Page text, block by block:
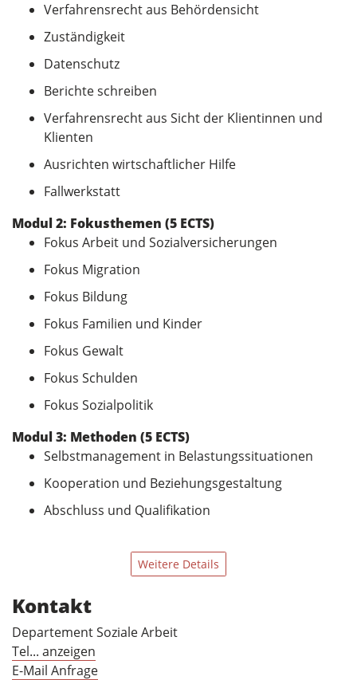
Verfahrensrecht aus Behördensicht
Zuständigkeit
Datenschutz
Berichte schreiben
Verfahrensrecht aus Sicht der Klientinnen und
Klienten
Ausrichten wirtschaftlicher Hilfe
Fallwerkstatt
Modul 2: Fokusthemen (5 ECTS)
Fokus Arbeit und Sozialversicherungen
Fokus Migration
Fokus Bildung
Fokus Familien und Kinder
Fokus Gewalt
Fokus Schulden
Fokus Sozialpolitik
Modul 3: Methoden (5 ECTS)
Selbstmanagement in Belastungssituationen
Kooperation und Beziehungsgestaltung
Abschluss und Qualifikation
Weitere Details
Kontakt
Departement Soziale Arbeit
Tel... anzeigen
E-Mail Anfrage